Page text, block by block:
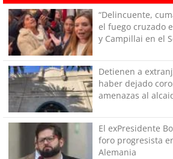
“Delincuente,
el fuego cruzado
y Campillai en el
Detienen a
haber dejado
amenazas al
El exPresidente
foro progresista
Alemania